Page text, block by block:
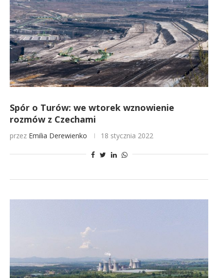
Spór o Turów: we wtorek wznowienie
rozmów z Czechami
przez Emilia Derewienko 18 stycznia 2022